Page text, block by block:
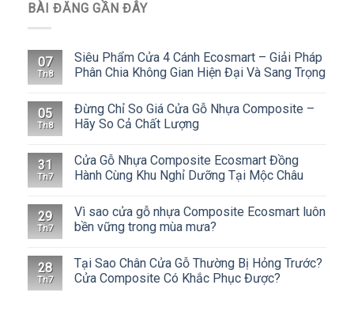
BÀI ĐĂNG GẦN ĐÂY
07
Th8
Siêu Phẩm Cửa 4 Cánh Ecosmart – Giải Pháp
Phân Chia Không Gian Hiện Đại Và Sang Trọng
05
Th8
Đừng Chỉ So Giá Cửa Gỗ Nhựa Composite –
Hãy So Cả Chất Lượng
31
Th7
Cửa Gỗ Nhựa Composite Ecosmart Đồng
Hành Cùng Khu Nghỉ Dưỡng Tại Mộc Châu
29
Th7
Vì sao cửa gỗ nhựa Composite Ecosmart luôn
bền vững trong mùa mưa?
28
Th7
Tại Sao Chân Cửa Gỗ Thường Bị Hỏng Trước?
Cửa Composite Có Khắc Phục Được?